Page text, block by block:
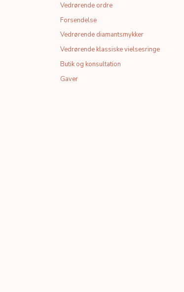
Vedrørende ordre
Forsendelse
Vedrørende diamantsmykker
Vedrørende klassiske vielsesringe
Butik og konsultation
Gaver